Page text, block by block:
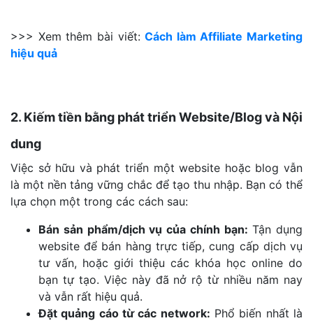
>>> Xem thêm bài viết:Cách làm Affiliate Marketing
hiệu quả
2. Kiếm tiền bằng phát triển Website/Blog và Nội
dung
Việc sở hữu và phát triển một website hoặc blog vẫn
là một nền tảng vững chắc để tạo thu nhập. Bạn có thể
lựa chọn một trong các cách sau:
Bán sản phẩm/dịch vụ của chính bạn: Tận dụng
website để bán hàng trực tiếp, cung cấp dịch vụ
tư vấn, hoặc giới thiệu các khóa học online do
bạn tự tạo. Việc này đã nở rộ từ nhiều năm nay
và vẫn rất hiệu quả.
Đặt quảng cáo từ các network: Phổ biến nhất là